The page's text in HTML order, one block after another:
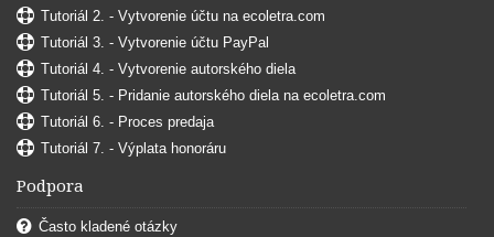
Tutoriál 2. - Vytvorenie účtu na ecoletra.com
Tutoriál 3. - Vytvorenie účtu PayPal
Tutoriál 4. - Vytvorenie autorského diela
Tutoriál 5. - Pridanie autorského diela na ecoletra.com
Tutoriál 6. - Proces predaja
Tutoriál 7. - Výplata honoráru
Podpora
Často kladené otázky